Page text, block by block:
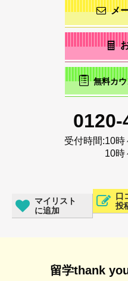
メ
無料カ
0120-
受付時間:10時
10時
マイリスト
に追加
口
投
留学thank